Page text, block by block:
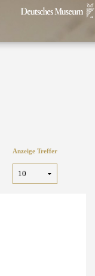
Anzeige Treffer